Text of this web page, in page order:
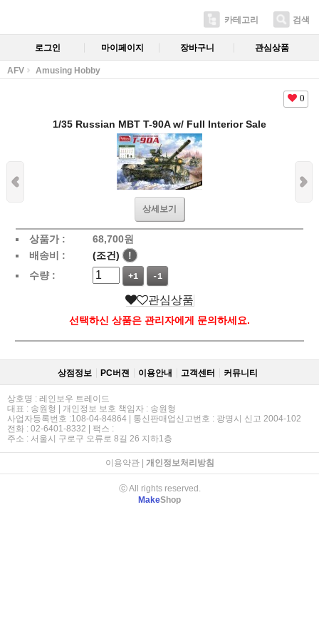
카테고리 검색
로그인 마이페이지 장바구니 관심상품
AFV Amusing Hobby
0
1/35 Russian MBT T-90A w/ Full Interior Sale
상세보기
상품가 : 68,700원
배송비 :
(조건)
!
수량 :
+1 -1
관심상품
선택하신 상품은 관리자에게 문의하세요.
상점정보 PC버젼 이용안내 고객센터 커뮤니티
상호명 : 레인보우 트레이드
대표 : 송원형 | 개인정보 보호 책임자 : 송원형
사업자등록번호 :108-04-84864 | 통신판매업신고번호 : 광명시 신고 2004-102
전화 : 02-6401-8332 | 팩스 :
주소 : 서울시 구로구 오류로 8길 26 지하1층
이용약관| 개인정보처리방침
ⓒ All rights reserved.
MakeShop